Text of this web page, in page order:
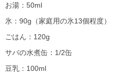
お湯：50ml
氷：90g（家庭用の氷13個程度）
ごはん：120g
サバの水煮缶：1/2缶
豆乳：100ml